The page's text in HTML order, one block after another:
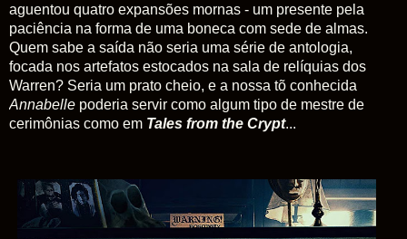
aguentou quatro expansões mornas - um presente pela
paciência na forma de uma boneca com sede de almas.
Quem sabe a saída não seria uma série de antologia,
focada nos artefatos estocados na sala de relíquias dos
Warren? Seria um prato cheio, e a nossa tõ conhecida
Annabelle poderia servir como algum tipo de mestre de
cerimônias como em Tales from the Crypt...